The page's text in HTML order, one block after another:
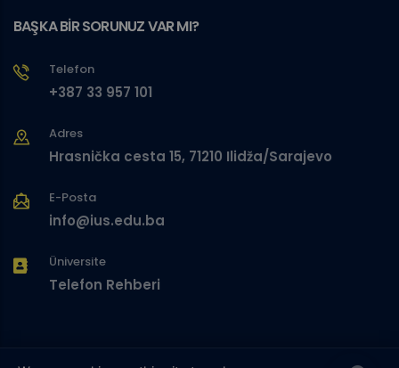
BAŞKA BİR SORUNUZ VAR MI?
Telefon
+387 33 957 101
Adres
Hrasnička cesta 15, 71210 Ilidža/Sarajevo
E-Posta
info@ius.edu.ba
Üniversite
Telefon Rehberi